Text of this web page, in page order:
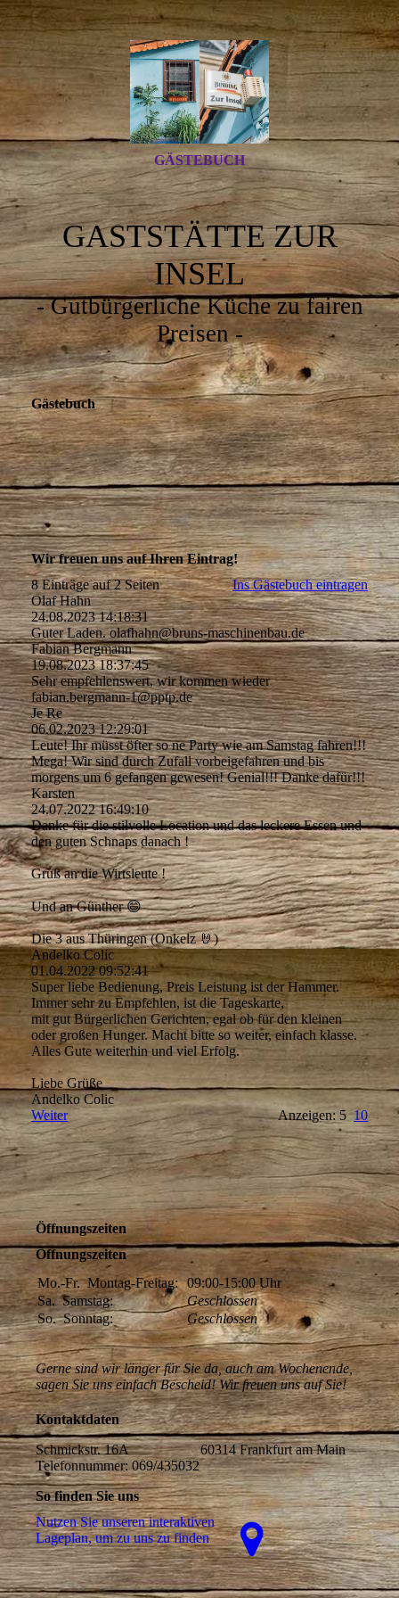
GÄSTEBUCH
GASTSTÄTTE ZUR
INSEL
- Gutbürgerliche Küche zu fairen
Preisen -
Gästebuch
Wir freuen uns auf Ihren Eintrag!
8 Einträge auf 2 Seiten
Ins Gästebuch eintragen
Olaf Hahn
24.08.2023 14:18:31
Guter Laden. olafhahn@­bruns-­maschinenbau.­de
Fabian Bergmann
19.08.2023 18:37:45
Sehr empfehlenswert, wir kommen wieder
fabian.­bergmann-­1@­pptp.­de
Je Re
06.02.2023 12:29:01
Leute! Ihr müsst öfter so ne Party wie am Samstag fahren!!!
Mega! Wir sind durch Zufall vorbeigefahren und bis
morgens um 6 gefangen gewesen! Genial!!! Danke dafür!!!
Karsten
24.07.2022 16:49:10
Danke für die stilvolle Location und das leckere Essen und
den guten Schnaps danach !
Gruß an die Wirtsleute !
Und an Günther 😄
Die 3 aus Thüringen (Onkelz 🤘)
Andelko Colic
01.04.2022 09:52:41
Super liebe Bedienung, Preis Leistung ist der Hammer.
Immer sehr zu Empfehlen, ist die Tageskarte,
mit gut Bürgerlichen Gerichten, egal ob für den kleinen
oder großen Hunger. Macht bitte so weiter, einfach klasse.
Alles Gute weiterhin und viel Erfolg.
Liebe Grüße
Andelko Colic
Weiter
Anzeigen: 510
Öffnungszeiten
Öffnungszeiten
Mo.-Fr.Montag-Freitag:09:00-15:00Uhr
Sa.Samstag:
Geschlossen
So.Sonntag: Geschlossen
Gerne sind wir länger für Sie da, auch am Wochenende,
sagen Sie uns einfach Bescheid! Wir freuen uns auf Sie!
Kontaktdaten
Schmickstr. 16A 60314 Frankfurt am Main
Telefonnummer: 069/435032
So finden Sie uns
Nutzen Sie unseren interaktiven
La­ge­plan, um zu uns zu finden